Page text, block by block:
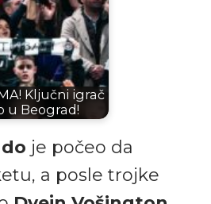
Ključni igrač
u Beograd!
je počeo da
a posle trojke